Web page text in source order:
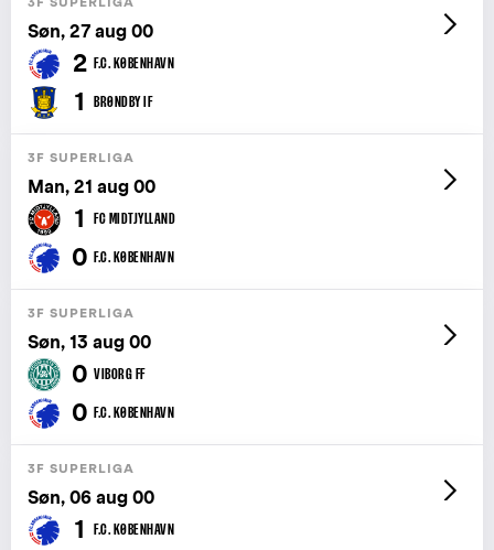
Søn, 27 aug 00
2 F.C. KØBENHAVN
1 BRØNDBY IF
3F SUPERLIGA
Man, 21 aug 00
1 FC MIDTJYLLAND
0 F.C. KØBENHAVN
3F SUPERLIGA
Søn, 13 aug 00
0 VIBORG FF
0 F.C. KØBENHAVN
3F SUPERLIGA
Søn, 06 aug 00
1 F.C. KØBENHAVN